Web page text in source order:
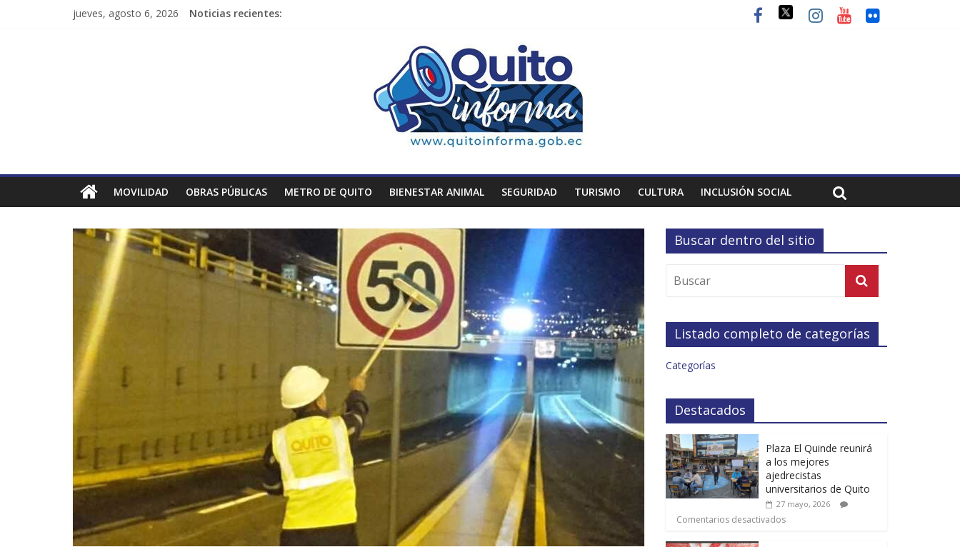
jueves, agosto 6, 2026 Noticias recientes:
MOVILIDAD OBRAS PÚBLICAS METRO DE QUITO BIENESTAR ANIMAL SEGURIDAD TURISMO CULTURA INCLUSIÓN SOCIAL
Buscar dentro del sitio
Listado completo de categorías
Categorías
Destacados
Plaza El Quinde reunirá
a los mejores
ajedrecistas
universitarios de Quito
27 mayo, 2026
Comentarios desactivados